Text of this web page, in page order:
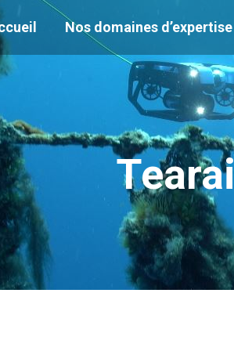
Nos domaines d’expertise
Tearai